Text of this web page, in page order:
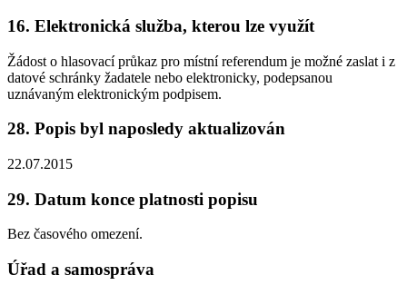
16. Elektronická služba, kterou lze využít
Žádost o hlasovací průkaz pro místní referendum je možné zaslat i z
datové schránky žadatele nebo elektronicky, podepsanou
uznávaným elektronickým podpisem.
28. Popis byl naposledy aktualizován
22.07.2015
29. Datum konce platnosti popisu
Bez časového omezení.
Úřad a samospráva